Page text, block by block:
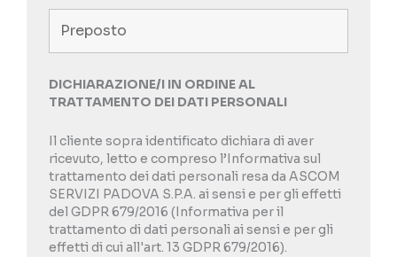
DICHIARAZIONE/I IN ORDINE AL
TRATTAMENTO DEI DATI PERSONALI
Il cliente sopra identificato dichiara di aver
ricevuto, letto e compreso l’Informativa sul
trattamento dei dati personali resa da ASCOM
SERVIZI PADOVA S.P.A. ai sensi e per gli effetti
del GDPR 679/2016 (Informativa per il
trattamento di dati personali ai sensi e per gli
effetti di cui all'art. 13 GDPR 679/2016).